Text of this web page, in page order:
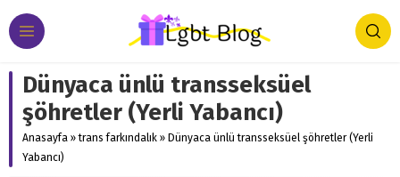
Dünyaca ünlü transseksüel
şöhretler (Yerli Yabancı)
Anasayfa » trans farkındalık » Dünyaca ünlü transseksüel şöhretler (Yerli
Yabancı)